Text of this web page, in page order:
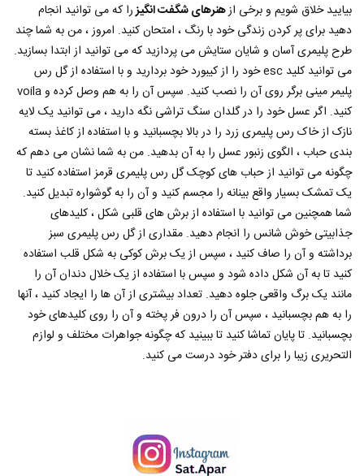
بیایید خلاق شویم و برخی ازهنرهای شگفت انگیزرا که می توانید انجام
دهید برای پر کردن زندگی خود با رنگ ، امتحان کنید. امروز ، من به شما چند
طرح پلیمری آسان و شایان ستایش می پردازید که می توانید از ابتدا بسازید.
می توانید کلید esc خود را از کیبورد خود بردارید و با استفاده از گل رس
پلیمر مینی برگر روی آن را نصب کنید. سپس آن را به هم وصل کرده و voila
کنید. اگر عسل خود را در گلدان سنگ تراشی نگه دارید ، می توانید یک لایه
نازک از خاک رس پلیمری زرد را در بالا بچسبانید و با استفاده از کاغذ بسته
بندی حباب ، الگوی زنبور عسل را به آن بدهید. من به شما نشان می دهم که
چگونه می توانید از حباب های کوچک گل رس پلیمری قرمز استفاده کنید تا
یک تمشک بسیار واقع بینانه را مجسم کنید و آن را به گوشواره تبدیل کنید.
شما همچنین می توانید با استفاده از برش های قلبی شکل ، کلیدهای
جذابیتی خوش شانس را انجام دهید. مقداری از گل رس پلیمری سبز
برداشته و آن را صاف کنید ، سپس از یک برش کوکی به شکل قلب استفاده
کنید تا به آن شکل داده شود و سپس با استفاده از یک خلال دندان آن را
مانند یک برگ واقعی جلوه دهید. تعداد بیشتری از آن ها را ایجاد کنید ، آنها
را به هم بچسبانید ، سپس آن را درون فر پخته و آن را روی کلیدهای خود
بچسبانید. تا پایان تماشا کنید تا ببینید که چگونه جواهرات مختلف و لوازم
التحریری زیبا را برای دفتر خود درست می کنید.